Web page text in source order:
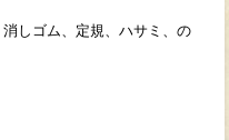
しゴム、定規、ハサミ、の